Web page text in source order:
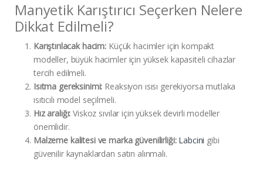
Manyetik Karıştırıcı Seçerken Nelere
Dikkat Edilmeli?
Karıştırılacak hacim: Küçük hacimler için kompakt
modeller, büyük hacimler için yüksek kapasiteli cihazlar
tercih edilmeli.
Isıtma gereksinimi: Reaksiyon ısısı gerekiyorsa mutlaka
ısıtıcılı model seçilmeli.
Hız aralığı: Viskoz sıvılar için yüksek devirli modeller
önemlidir.
Malzeme kalitesi ve marka güvenilirliği: Labcini gibi
güvenilir kaynaklardan satın alınmalı.